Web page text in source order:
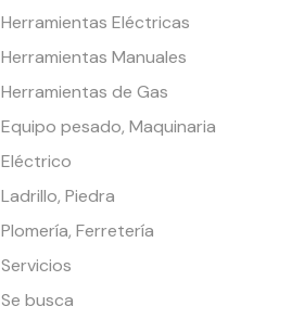
Herramientas Eléctricas
Herramientas Manuales
Herramientas de Gas
Equipo pesado, Maquinaria
Eléctrico
Ladrillo, Piedra
Plomería, Ferretería
Servicios
Se busca